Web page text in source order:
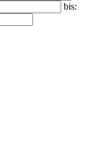
bis: